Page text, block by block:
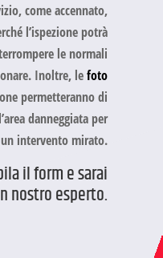
come accennato,
l’ispezione potrà
le normali
Inoltre, lefoto
permetteranno di
danneggiata per
intervento mirato.
il form e sarai
nostro esperto.